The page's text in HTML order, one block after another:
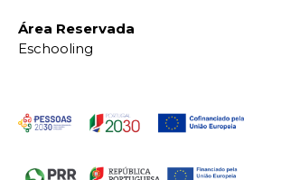
Área Reservada
Eschooling